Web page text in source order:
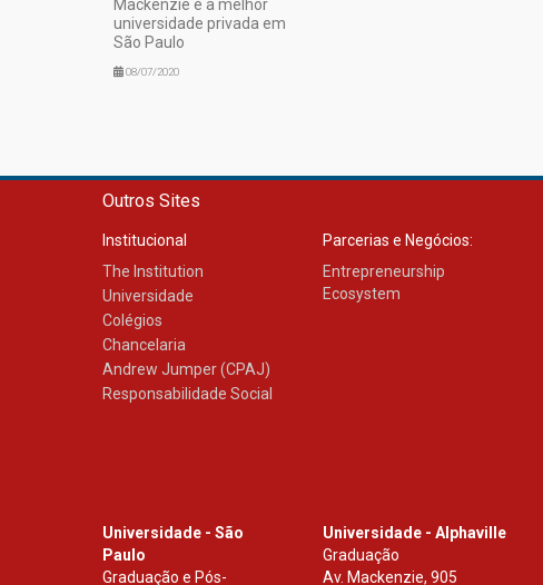
Mackenzie é a melhor
universidade privada em
São Paulo
08/07/2020
Outros Sites
Institucional
The Institution
Universidade
Colégios
Chancelaria
Andrew Jumper (CPAJ)
Responsabilidade Social
Parcerias e Negócios:
Entrepreneurship
Ecosystem
Universidade - São
Paulo
Graduação e Pós-
Universidade - Alphaville
Graduação
Av. Mackenzie, 905